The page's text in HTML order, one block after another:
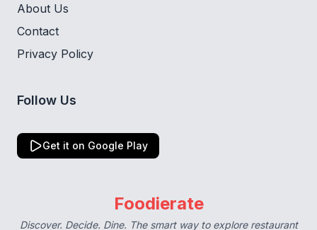
About Us
Contact
Privacy Policy
Follow Us
Get it on Google Play
Foodierate
Discover. Decide. Dine. The smart way to explore restaurant